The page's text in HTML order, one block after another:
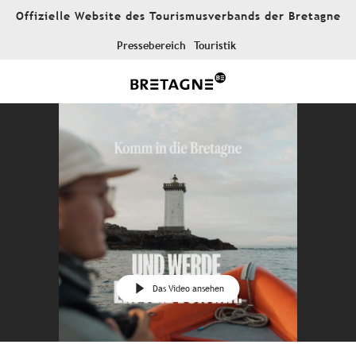
AllerOffizielle Website des Tourismusverbands der Bretagne
Pressebereich Touristik
Das Video ansehen